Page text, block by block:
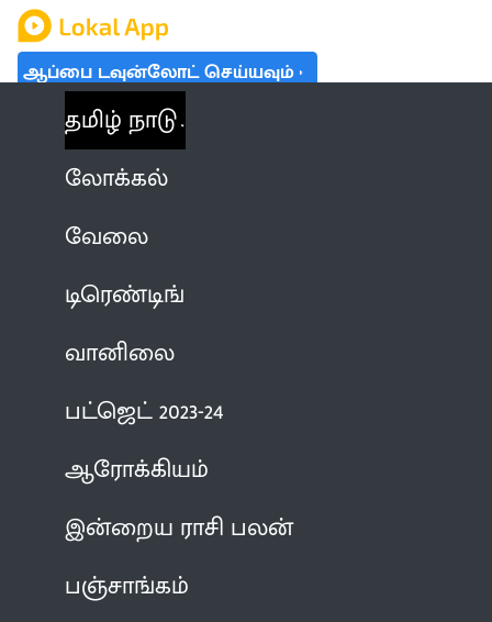
ஆப்பை டவுன்லோட் செய்யவும்
தமிழ் நாடு
லோக்கல்
வேலை
டிரெண்டிங்
வானிலை
பட்ஜெட் 2023-24
ஆரோக்கியம்
இன்றைய ராசி பலன்
பஞ்சாங்கம்